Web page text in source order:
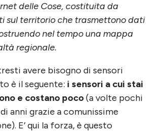
delle Cose, costituita da
sul territorio che trasmettono dati
nel tempo una mappa
regionale.
avere bisogno di sensori
è il seguente: i sensori a cui stai
e costano poco(a volte pochi
anni grazie a comunissime
E’ qui la forza, è questo